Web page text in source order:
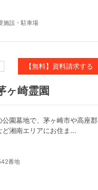
施設 ・駐車場
【無料】資料請求する
崎霊園
園墓地で、茅ヶ崎市や高座郡
湘南エリアにお住ま...
番地